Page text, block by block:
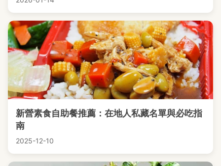
新營素食自助餐推薦：在地人私藏名單與必吃指
南
2025-12-10